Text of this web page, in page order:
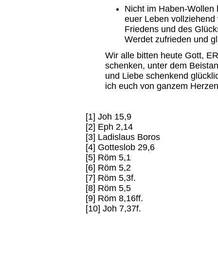
Nicht im Haben-Wollen
euer Leben
Friedens und des
Werdet zufrieden und
Wir alle bitten heute Gott,
schenken, unter dem
und Liebe schenkend
ich euch von ganzem
[1] Joh 15,9
[2] Eph 2,14
[3] Ladislaus Boros
[4] Gotteslob 29,6
[5] Röm 5,1
[6] Röm 5,2
[7] Röm 5,3f.
[8] Röm 5,5
[9] Röm 8,16ff.
[10] Joh 7,37f.